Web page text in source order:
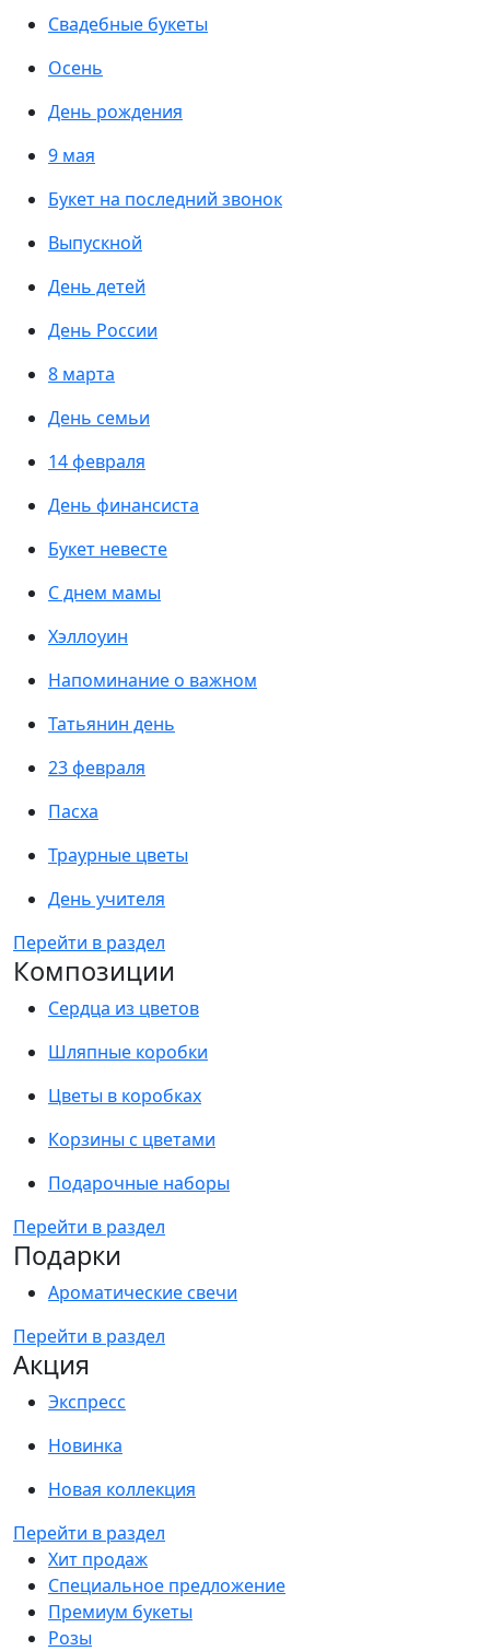
Свадебные букеты
Осень
День рождения
9 мая
Букет на последний звонок
Выпускной
День детей
День России
8 марта
День семьи
14 февраля
День финансиста
Букет невесте
С днем мамы
Хэллоуин
Напоминание о важном
Татьянин день
23 февраля
Пасха
Траурные цветы
День учителя
Перейти в раздел
Композиции
Сердца из цветов
Шляпные коробки
Цветы в коробках
Корзины с цветами
Подарочные наборы
Перейти в раздел
Подарки
Ароматические свечи
Перейти в раздел
Акция
Экспресс
Новинка
Новая коллекция
Перейти в раздел
Хит продаж
Специальное предложение
Премиум букеты
Розы